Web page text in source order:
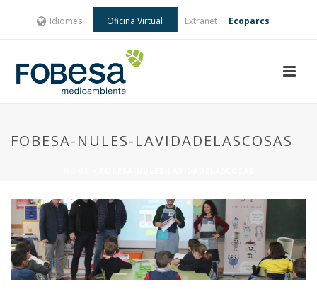
Idiomes Oficina Virtual Extranet Ecoparcs
FOBESA-NULES-LAVIDADELASCOSAS